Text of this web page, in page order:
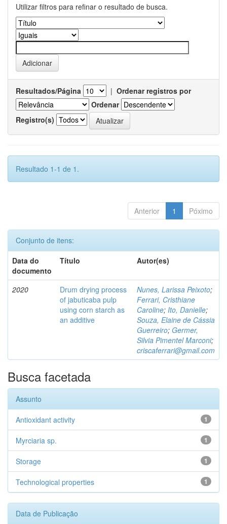
Utilizar filtros para refinar o resultado de busca.
Resultados/Página | Ordenar registros por
Ordenar
Registro(s)
Resultado 1-1 de 1.
Anterior 1 Póximo
Conjunto de itens:
Data do
documento
Título Autor(es)
2020
Drum drying process
of jabuticaba pulp
using corn starch as
an additive
Nunes, Larissa Peixoto;
Ferrari, Cristhiane
Caroline; Ito, Danielle;
Souza, Elaine de Cássia
Guerreiro; Germer,
Silvia Pimentel Marconi;
criscaferrari@gmail.com
Busca facetada
Assunto
1
Antioxidant activity
1
Myrciaria sp.
1
Storage
1
Technological properties
Data de Publicação